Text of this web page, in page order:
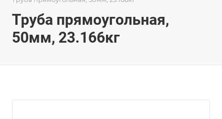
Труба прямоугольная,
50мм, 23.166кг